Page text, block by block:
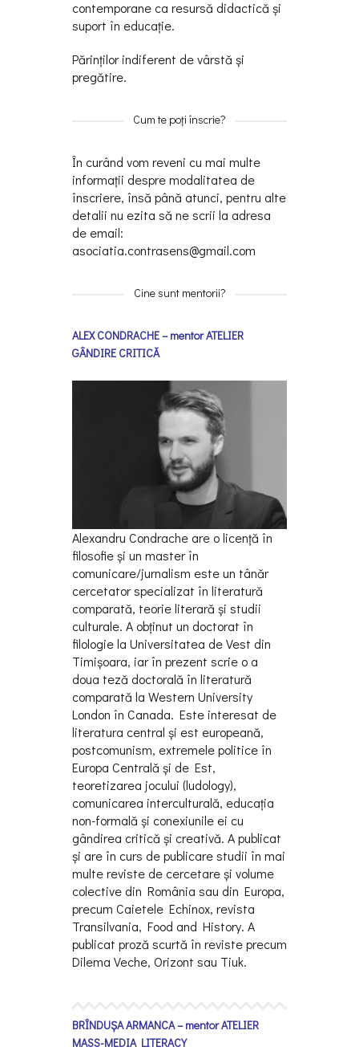
contemporane ca resursă didactică și
suport în educaţie.
Părinţilor indiferent de vârstă și
pregătire.
Cum te poți înscrie?
În curând vom reveni cu mai multe
informații despre modalitatea de
înscriere, însă până atunci, pentru alte
detalii nu ezita să ne scrii la adresa
de email:
asociatia.contrasens@gmail.com
Cine sunt mentorii?
ALEX CONDRACHE – mentor ATELIER
GÂNDIRE CRITICĂ
Alexandru Condrache are o licenţă în
filosofie și un master în
comunicare/jurnalism este un tânăr
cercetator specializat în literatură
comparată, teorie literară și studii
culturale. A obținut un doctorat în
filologie la Universitatea de Vest din
Timișoara, iar în prezent scrie o a
doua teză doctorală în literatură
comparată la Western University
London în Canada. Este interesat de
literatura central și est europeană,
postcomunism, extremele politice în
Europa Centrală și de Est,
teoretizarea jocului (ludology),
comunicarea interculturală, educația
non-formală și conexiunile ei cu
gândirea critică și creativă. A publicat
și are în curs de publicare studii în mai
multe reviste de cercetare și volume
colective din România sau din Europa,
precum Caietele Echinox, revista
Transilvania, Food and History. A
publicat proză scurtă în reviste precum
Dilema Veche, Orizont sau Tiuk.
BRÎNDUȘA ARMANCA – mentor ATELIER
MASS-MEDIA LITERACY